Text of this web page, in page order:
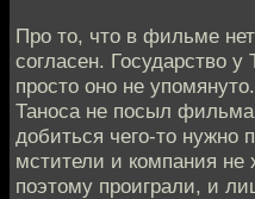
Про то, что в фильме
согласен. Государство у
просто оно не
Таноса не посыл
добиться чего-то нужно
мстители и компания не
поэтому проиграли, и